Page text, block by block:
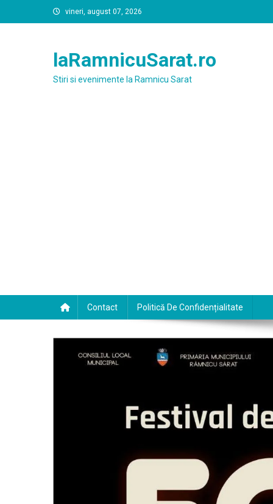
to
vineri, august 07, 2026
laRamnicuSarat.ro
Stiri si evenimente la Ramnicu Sarat
Contact Politică De Confidențialitate